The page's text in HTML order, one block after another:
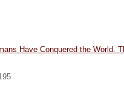
Have Conquered the World.